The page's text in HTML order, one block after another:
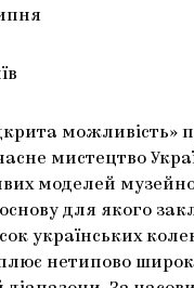
можливість»
мистецтво
моделей
основу для якого
українських
нетипово